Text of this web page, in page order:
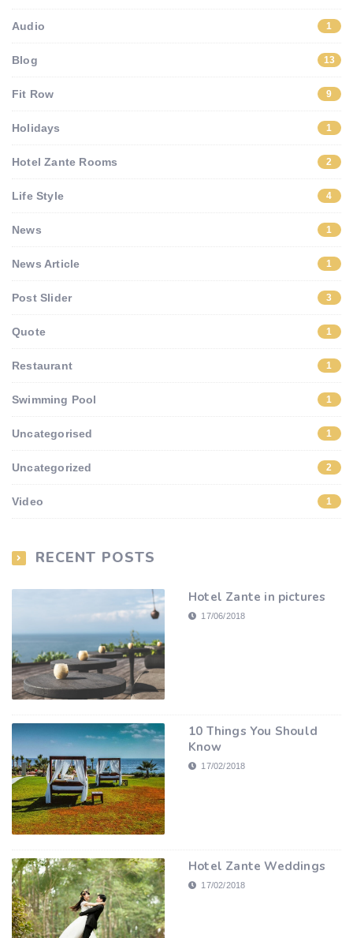
Audio 1
Blog 13
Fit Row 9
Holidays 1
Hotel Zante Rooms 2
Life Style 4
News 1
News Article 1
Post Slider 3
Quote 1
Restaurant 1
Swimming Pool 1
Uncategorised 1
Uncategorized 2
Video 1
RECENT POSTS
Hotel Zante in pictures
17/06/2018
10 Things You Should
Know
17/02/2018
Hotel Zante Weddings
17/02/2018